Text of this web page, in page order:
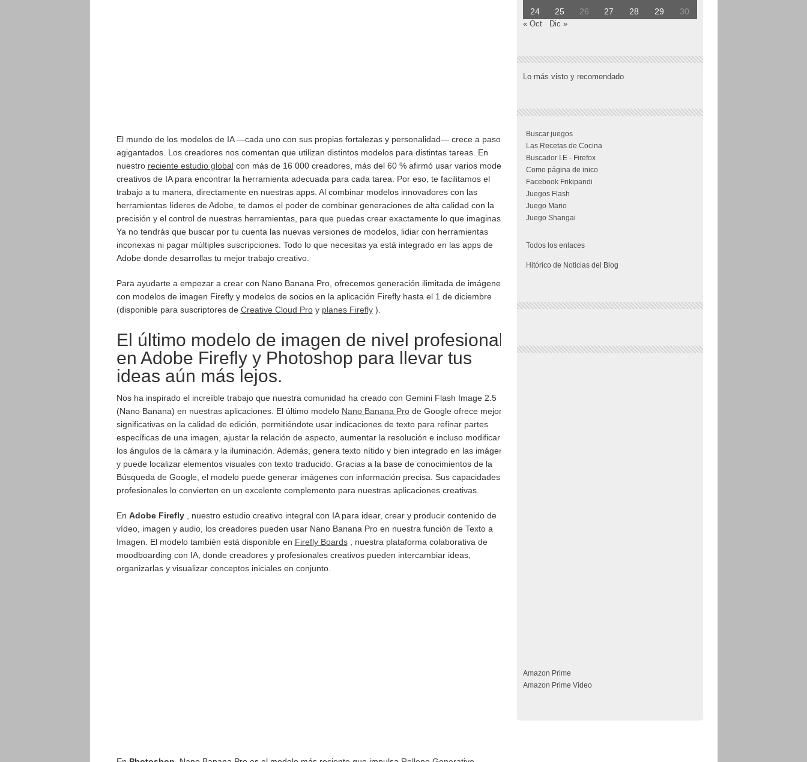
El mundo de los modelos de IA —cada uno con sus propias fortalezas y personalidad— crece a pasos
agigantados. Los creadores nos comentan que utilizan distintos modelos para distintas tareas. En
nuestro reciente estudio globalcon más de 16 000 creadores, más del 60 % afirmó usar varios modelos
creativos de IA para encontrar la herramienta adecuada para cada tarea. Por eso, te facilitamos el
trabajo a tu manera, directamente en nuestras apps. Al combinar modelos innovadores con las
herramientas líderes de Adobe, te damos el poder de combinar generaciones de alta calidad con la
precisión y el control de nuestras herramientas, para que puedas crear exactamente lo que imaginas.
Ya no tendrás que buscar por tu cuenta las nuevas versiones de modelos, lidiar con herramientas
inconexas ni pagar múltiples suscripciones. Todo lo que necesitas ya está integrado en las apps de
Adobe donde desarrollas tu mejor trabajo creativo.
Para ayudarte a empezar a crear con Nano Banana Pro, ofrecemos generación ilimitada de imágenes
con modelos de imagen Firefly y modelos de socios en la aplicación Firefly hasta el 1 de diciembre
(disponible para suscriptores de Creative Cloud Proy planes Firefly).
El último modelo de imagen de nivel profesional
en Adobe Firefly y Photoshop para llevar tus
ideas aún más lejos.
Nos ha inspirado el increíble trabajo que nuestra comunidad ha creado con Gemini Flash Image 2.5
(Nano Banana) en nuestras aplicaciones. El último modelo Nano Banana Prode Google ofrece mejoras
significativas en la calidad de edición, permitiéndote usar indicaciones de texto para refinar partes
específicas de una imagen, ajustar la relación de aspecto, aumentar la resolución e incluso modificar
los ángulos de la cámara y la iluminación. Además, genera texto nítido y bien integrado en las imágenes
y puede localizar elementos visuales con texto traducido. Gracias a la base de conocimientos de la
Búsqueda de Google, el modelo puede generar imágenes con información precisa. Sus capacidades
profesionales lo convierten en un excelente complemento para nuestras aplicaciones creativas.
En Adobe Firefly, nuestro estudio creativo integral con IA para idear, crear y producir contenido de
vídeo, imagen y audio, los creadores pueden usar Nano Banana Pro en nuestra función de Texto a
Imagen. El modelo también está disponible en Firefly Boards, nuestra plataforma colaborativa de
moodboarding con IA, donde creadores y profesionales creativos pueden intercambiar ideas,
organizarlas y visualizar conceptos iniciales en conjunto.
24
25 26 27 28 29 30
« Oct Dic »
Lo más visto y recomendado
Buscar juegos
Las Recetas de Cocina
Buscador I.E - Firefox
Como página de inico
Facebook Frikipandi
Juegos Flash
Juego Mario
Juego Shangai
Todos los enlaces
Hitórico de Noticias del Blog
Amazon Prime
Amazon Prime Vídeo